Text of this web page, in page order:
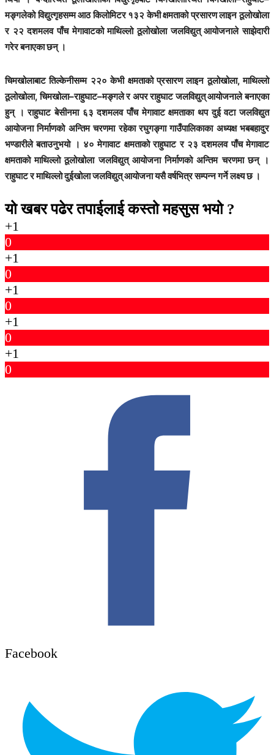
मङ्गलेको विद्युत्गृहसम्म आठ किलोमिटर १३२ केभी क्षमताको प्रसारण लाइन ठूलोखोला
र २२ दशमलव पाँच मेगावाटको माथिल्लो ठूलोखोला जलविद्युत् आयोजनाले साझेदारी
गरेर बनाएका छन् ।
चिमखोलाबाट तिल्केनीसम्म २२० केभी क्षमताको प्रसारण लाइन ठूलोखोला, माथिल्लो
ठूलोखोला, चिमखोला–राहुघाट–मङ्गले र अपर राहुघाट जलविद्युत् आयोजनाले बनाएका
हुन् । राहुघाट बेसीनमा ६३ दशमलव पाँच मेगावाट क्षमताका थप दुई वटा जलविद्युत
आयोजना निर्माणको अन्तिम चरणमा रहेका रघुगङ्गा गाउँपालिकाका अध्यक्ष भबबहादुर
भण्डारीले बताउनुभयो । ४० मेगावाट क्षमताको राहुघाट र २३ दशमलव पाँच मेगावाट
क्षमताको माथिल्लो ठूलोखोला जलविद्युत् आयोजना निर्माणको अन्तिम चरणमा छन् ।
राहुघाट र माथिल्लो दुईखोला जलविद्युत् आयोजना यसै वर्षभित्र सम्पन्न गर्ने लक्ष्य छ ।
यो खबर पढेर तपाईलाई कस्तो महसुस भयो ?
+1
0
+1
0
+1
0
+1
0
+1
0
Facebook